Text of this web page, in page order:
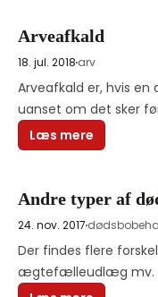
Arveafkald
18. jul. 2018 arv
Arveafkald er, hvis
uanset om det sker
Læs mere
Andre typer af
24. nov. 2017
Der findes flere
ægtefælleudlæg mv.